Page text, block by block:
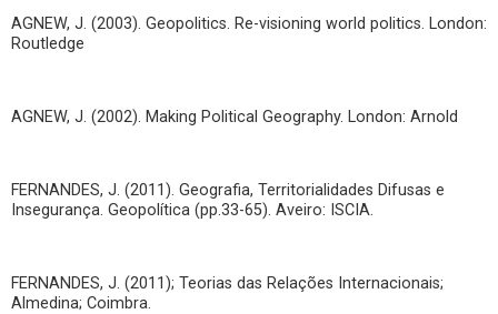
AGNEW, J. (2003). Geopolitics. Re-visioning world politics. London:
Routledge
AGNEW, J. (2002). Making Political Geography. London: Arnold
FERNANDES, J. (2011). Geografia, Territorialidades Difusas e
Insegurança. Geopolítica (pp.33-65). Aveiro: ISCIA.
FERNANDES, J. (2011); Teorias das Relações Internacionais;
Almedina; Coimbra.